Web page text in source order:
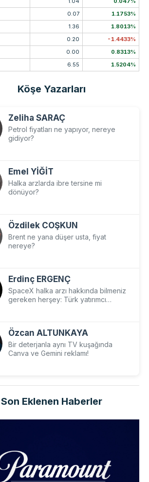
0.07 1.1753%
1.36 1.8013%
0.20 -1.4433%
0.00 0.8313%
6.55 1.5204%
Köşe Yazarları
Zeliha SARAÇ
Petrol fiyatları ne yapıyor, nereye
gidiyor?
Emel YİĞİT
Halka arzlarda ibre tersine mi
dönüyor?
Özdilek COŞKUN
Brent ne yana düşer usta, fiyat
nereye?
Erdinç ERGENÇ
SpaceX halka arzı hakkında bilmeniz
gereken herşey: Türk yatırımcı
Özcan ALTUNKAYA
Bir deterjanla aynı TV kuşağında
Canva ve Gemini reklamı!
Son Eklenen Haberler